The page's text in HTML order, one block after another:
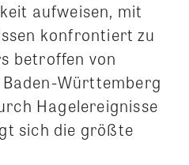
aufweisen, mit
konfrontiert zu
betroffen von
Württemberg
Hagelereignisse
sich die größte